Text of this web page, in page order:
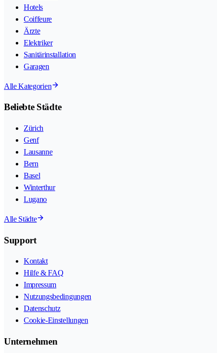
Hotels
Coiffeure
Ärzte
Elektriker
Sanitärinstallation
Garagen
Alle Kategorien
Beliebte Städte
Zürich
Genf
Lausanne
Bern
Basel
Winterthur
Lugano
Alle Städte
Support
Kontakt
Hilfe & FAQ
Impressum
Nutzungsbedingungen
Datenschutz
Cookie-Einstellungen
Unternehmen